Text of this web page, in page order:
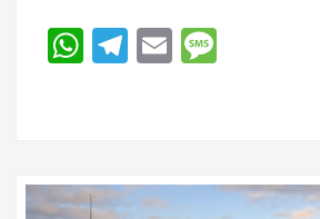
W
p
Te
m
E